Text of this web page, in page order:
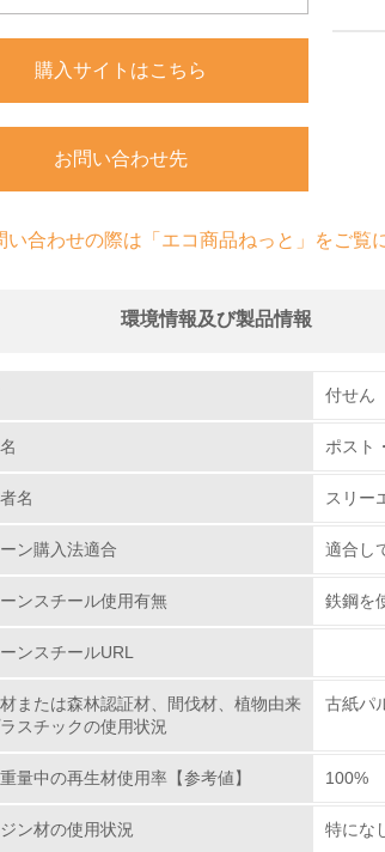
購入サイトはこちら
お問い合わせ先
い合わせの際は「エコ商品ねっと」をご覧
環境情報及び製品情報
1.環境取り組み体制
No.
3. 環境問題に関する従業員教育を行って
4. 自社に関係する主要な環境法規制を
汚染物質に関する取り組み 付せん
ポスト
名 スリー
ン購入法適合 適合し
ンスチール使用有無 鉄鋼を
ンスチールURL
または森林認証材、間伐材、植物由来
スチックの使用状況
古紙パ
量中の再生材使用率【参考値】 100%
ン材の使用状況 特にな